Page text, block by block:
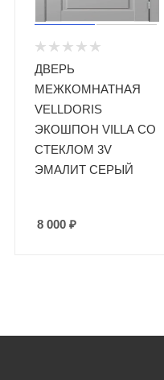
ДВЕРЬ
МЕЖКОМНАТНАЯ
VELLDORIS
ЭКОШПОН VILLA СО
СТЕКЛОМ 3V
ЭМАЛИТ СЕРЫЙ
8 000 ₽